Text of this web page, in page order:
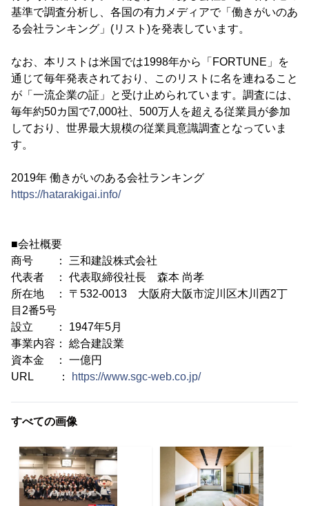
基準で調査分析し、各国の有力メディアで「働きがいのあ
る会社ランキング」(リスト)を発表しています。
なお、本リストは米国では1998年から「FORTUNE」を
通じて毎年発表されており、このリストに名を連ねること
が「一流企業の証」と受け止められています。調査には、
毎年約50カ国で7,000社、500万人を超える従業員が参加
しており、世界最大規模の従業員意識調査となっていま
す。
2019年 働きがいのある会社ランキング
https://hatarakigai.info/
■会社概要
商号 ： 三和建設株式会社
代表者 ： 代表取締役社長 森本 尚孝
所在地 ： 〒532-0013 大阪府大阪市淀川区木川西2丁
目2番5号
設立 ： 1947年5月
事業内容： 総合建設業
資本金 ： 一億円
URL ：
https://www.sgc-web.co.jp/
すべての画像